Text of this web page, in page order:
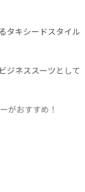
タキシードスタイル
ジネススーツとして
がおすすめ！